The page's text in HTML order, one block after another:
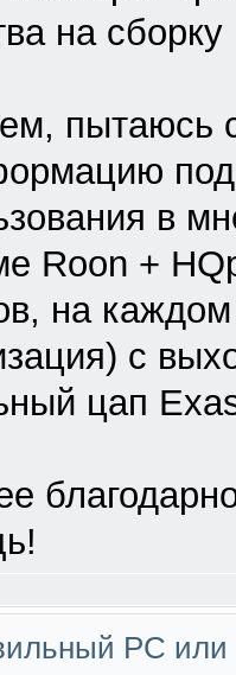
на
пытаюсь
в
Roon +
на
с
цап
PC